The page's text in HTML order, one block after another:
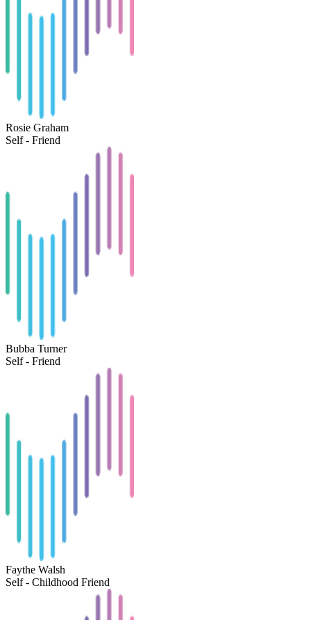
Rosie Graham
Self - Friend
Bubba Turner
Self - Friend
Faythe Walsh
Self - Childhood Friend